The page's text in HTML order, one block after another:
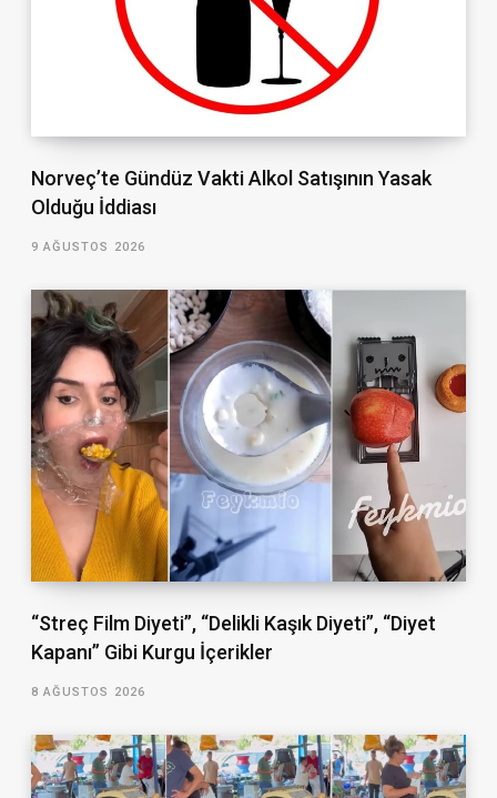
Norveç’te Gündüz Vakti Alkol Satışının Yasak
Olduğu İddiası
9 AĞUSTOS 2026
“Streç Film Diyeti”, “Delikli Kaşık Diyeti”, “Diyet
Kapanı” Gibi Kurgu İçerikler
8 AĞUSTOS 2026